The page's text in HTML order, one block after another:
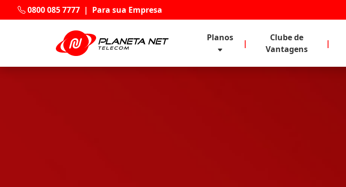
0800 085 7777 | Para sua Empresa
Planos
|
Clube de
Vantagens
|